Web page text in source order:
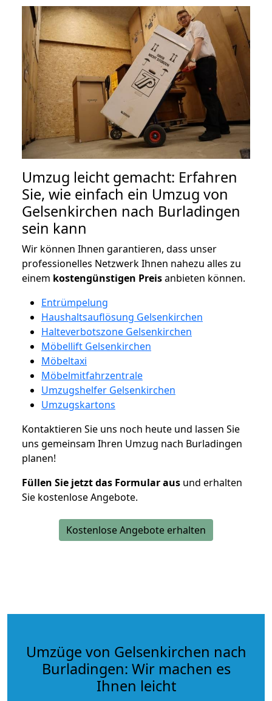
Umzug leicht gemacht: Erfahren
Sie, wie einfach ein Umzug von
Gelsenkirchen nach Burladingen
sein kann
Wir können Ihnen garantieren, dass unser
professionelles Netzwerk Ihnen nahezu alles zu
einem kostengünstigen Preisanbieten können.
Entrümpelung
Haushaltsauflösung Gelsenkirchen
Halteverbotszone Gelsenkirchen
Möbellift Gelsenkirchen
Möbeltaxi
Möbelmitfahrzentrale
Umzugshelfer Gelsenkirchen
Umzugskartons
Kontaktieren Sie uns noch heute und lassen Sie
uns gemeinsam Ihren Umzug nach Burladingen
planen!
Füllen Sie jetzt das Formular aus und erhalten
Sie kostenlose Angebote.
Kostenlose Angebote erhalten
Umzüge von Gelsenkirchen nach
Burladingen: Wir machen es
Ihnen leicht